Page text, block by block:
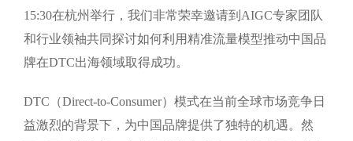
15:30在杭州举行，我们非常荣幸邀请到AIGC专家团队
和行业领袖共同探讨如何利用精准流量模型推动中国品
牌在DTC出海领域取得成功。
DTC（Direct-to-Consumer）模式在当前全球市场竞争日
益激烈的背景下，为中国品牌提供了独特的机遇。然